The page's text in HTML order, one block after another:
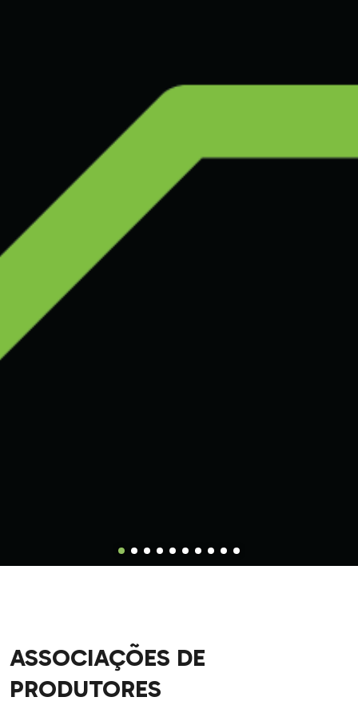
ASSOCIAÇÕES DE
PRODUTORES